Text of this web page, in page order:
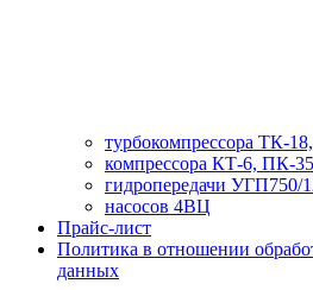
турбокомпрессора ТК-
компрессора КТ-6, ПК-
гидропередачи УГП750/
насосов 4ВЦ
Прайс-лист
Политика в отношении
данных